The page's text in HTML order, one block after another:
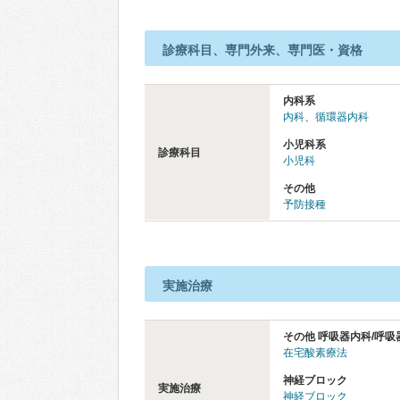
診療科目、専門外来、専門医・資格
診療科目
内科系
内科、 循環器内科
小児科系
小児科
その他
予防接種
実施治療
実施治療
その他 呼吸器内科/呼吸
在宅酸素療法
神経ブロック
神経ブロック